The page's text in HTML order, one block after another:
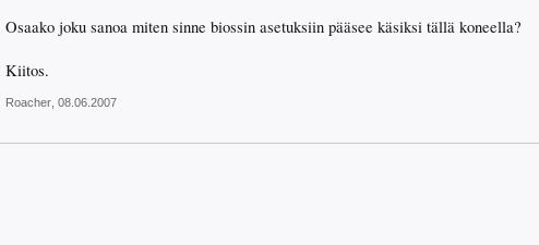
Osaako joku sanoa miten sinne biossin asetuksiin pääsee käsiksi tällä koneella?
Kiitos.
Roacher 08.06.2007